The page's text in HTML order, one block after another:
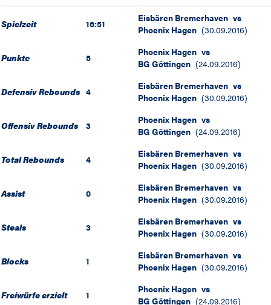
Spielzeit 16:51 Eisbären Bremerhaven vs
Phoenix Hagen (30.09.2016)
Punkte 5 Phoenix Hagen vs
BG Göttingen (24.09.2016)
Defensiv Rebounds 4 Eisbären Bremerhaven vs
Phoenix Hagen (30.09.2016)
Offensiv Rebounds 3 Phoenix Hagen vs
BG Göttingen (24.09.2016)
Total Rebounds 4 Eisbären Bremerhaven vs
Phoenix Hagen (30.09.2016)
Assist 0 Eisbären Bremerhaven vs
Phoenix Hagen (30.09.2016)
Steals 3 Eisbären Bremerhaven vs
Phoenix Hagen (30.09.2016)
Blocks 1 Eisbären Bremerhaven vs
Phoenix Hagen (30.09.2016)
Freiwürfe erzielt 1 Phoenix Hagen vs
BG Göttingen (24.09.2016)